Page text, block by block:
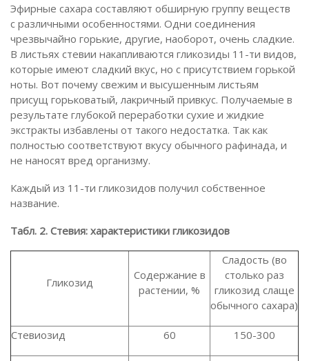
Эфирные сахара составляют обширную группу веществ
с различными особенностями. Одни соединения
чрезвычайно горькие, другие, наоборот, очень сладкие.
В листьях стевии накапливаются гликозиды 11-ти видов,
которые имеют сладкий вкус, но с присутствием горькой
ноты. Вот почему свежим и высушенным листьям
присущ горьковатый, лакричный привкус. Получаемые в
результате глубокой переработки сухие и жидкие
экстракты избавлены от такого недостатка. Так как
полностью соответствуют вкусу обычного рафинада, и
не наносят вред организму.
Каждый из 11-ти гликозидов получил собственное
название.
Табл. 2. Стевия: характеристики гликозидов
Гликозид
Содержание в
растении, %
Сладость (во
столько раз
гликозид слаще
обычного сахара)
Стевиозид 60 150-300